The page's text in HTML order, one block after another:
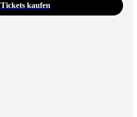
Tickets kaufen